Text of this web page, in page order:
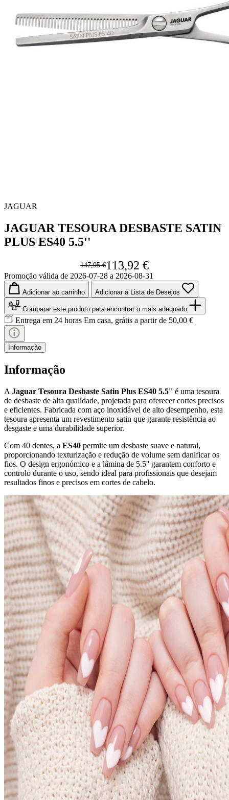
JAGUAR
JAGUAR TESOURA DESBASTE SATIN
PLUS ES40 5.5''
147,95 €113,92 €
Promoção válida de 2026-07-28 a 2026-08-31
Adicionar ao carrinho Adicionar à Lista de Desejos
Comparar este produto para encontrar o mais adequado
Entrega em 24 horas Em casa, grátis a partir de 50,00 €
Informação
Informação
A Jaguar Tesoura Desbaste Satin Plus ES40 5.5'' é uma tesoura
de desbaste de alta qualidade, projetada para oferecer cortes precisos
e eficientes. Fabricada com aço inoxidável de alto desempenho, esta
tesoura apresenta um revestimento satin que garante resistência ao
desgaste e uma durabilidade superior.
Com 40 dentes, a ES40 permite um desbaste suave e natural,
proporcionando texturização e redução de volume sem danificar os
fios. O design ergonómico e a lâmina de 5.5'' garantem conforto e
controlo durante o uso, sendo ideal para profissionais que desejam
resultados finos e precisos em cortes de cabelo.